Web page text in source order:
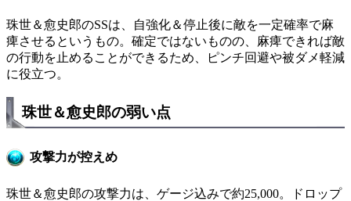
珠世＆愈史郎のSSは、自強化＆停止後に敵を一定確率で麻
痺させるというもの。確定ではないものの、麻痺できれば敵
の行動を止めることができるため、ピンチ回避や被ダメ軽減
に役立つ。
珠世＆愈史郎の弱い点
攻撃力が控えめ
珠世＆愈史郎の攻撃力は、ゲージ込みで約25,000。ドロップ